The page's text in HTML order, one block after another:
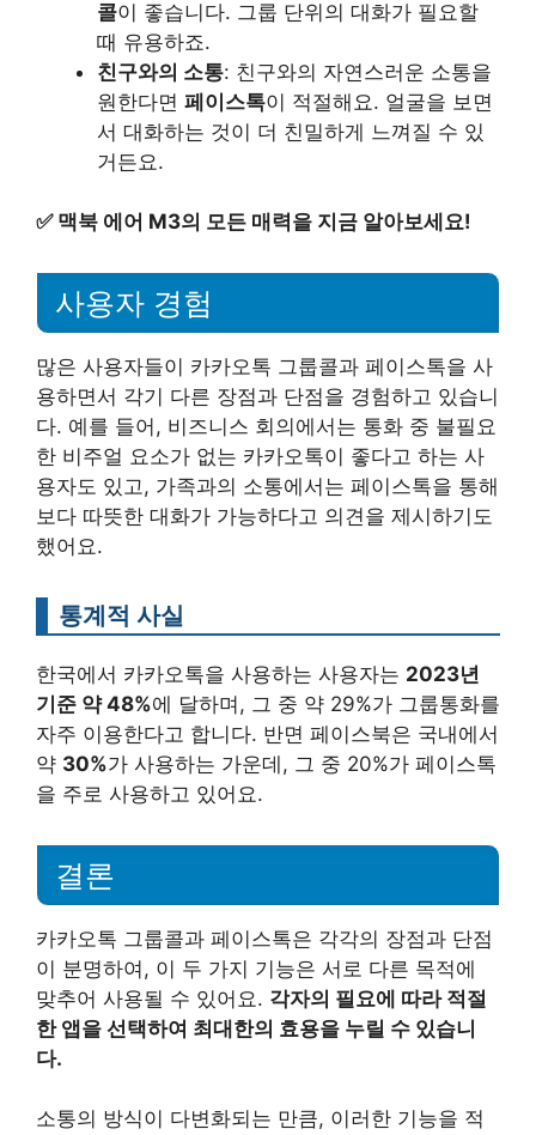
콜이 좋습니다. 그룹 단위의 대화가 필요할
때 유용하죠.
친구와의 소통: 친구와의 자연스러운 소통을
원한다면 페이스톡이 적절해요. 얼굴을 보면
서 대화하는 것이 더 친밀하게 느껴질 수 있
거든요.
✅ 맥북 에어 M3의 모든 매력을 지금 알아보세요!
사용자 경험
많은 사용자들이 카카오톡 그룹콜과 페이스톡을 사
용하면서 각기 다른 장점과 단점을 경험하고 있습니
다. 예를 들어, 비즈니스 회의에서는 통화 중 불필요
한 비주얼 요소가 없는 카카오톡이 좋다고 하는 사
용자도 있고, 가족과의 소통에서는 페이스톡을 통해
보다 따뜻한 대화가 가능하다고 의견을 제시하기도
했어요.
통계적 사실
한국에서 카카오톡을 사용하는 사용자는 2023년
기준 약 48%에 달하며, 그 중 약 29%가 그룹통화를
자주 이용한다고 합니다. 반면 페이스북은 국내에서
약 30%가 사용하는 가운데, 그 중 20%가 페이스톡
을 주로 사용하고 있어요.
결론
카카오톡 그룹콜과 페이스톡은 각각의 장점과 단점
이 분명하여, 이 두 가지 기능은 서로 다른 목적에
맞추어 사용될 수 있어요. 각자의 필요에 따라 적절
한 앱을 선택하여 최대한의 효용을 누릴 수 있습니
다.
소통의 방식이 다변화되는 만큼, 이러한 기능을 적